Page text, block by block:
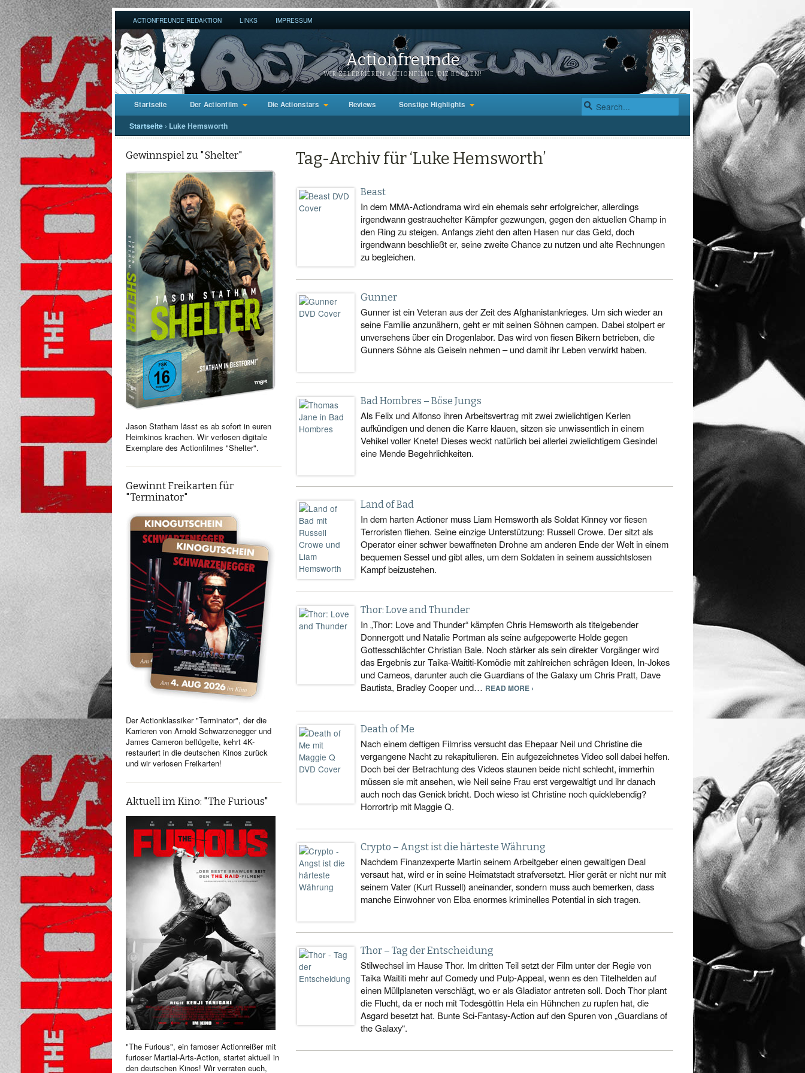
ACTIONFREUNDE REDAKTION LINKS IMPRESSUM
Actionfreunde
WIR ZELEBRIEREN ACTIONFILME, DIE ROCKEN!
Startseite Der Actionfilm Die Actionstars Reviews Sonstige Highlights
Startseite › Luke Hemsworth
Gewinnspiel zu "Shelter"
Jason Statham lässt es ab sofort in euren
Heimkinos krachen. Wir verlosen digitale
Exemplare des Actionfilmes "Shelter".
Gewinnt Freikarten für
"Terminator"
Der Actionklassiker "Terminator", der die
Karrieren von Arnold Schwarzenegger und
James Cameron beflügelte, kehrt 4K-
restauriert in die deutschen Kinos zurück
und wir verlosen Freikarten!
Aktuell im Kino: "The Furious"
"The Furious", ein famoser Actionreißer mit
furioser Martial-Arts-Action, startet aktuell in
den deutschen Kinos! Wir verraten euch,
Tag-Archiv für ‘Luke Hemsworth’
Beast
In dem MMA-Actiondrama wird ein ehemals sehr erfolgreicher, allerdings
irgendwann gestrauchelter Kämpfer gezwungen, gegen den aktuellen Champ in
den Ring zu steigen. Anfangs zieht den alten Hasen nur das Geld, doch
irgendwann beschließt er, seine zweite Chance zu nutzen und alte Rechnungen
zu begleichen.
Gunner
Gunner ist ein Veteran aus der Zeit des Afghanistankrieges. Um sich wieder an
seine Familie anzunähern, geht er mit seinen Söhnen campen. Dabei stolpert er
unversehens über ein Drogenlabor. Das wird von fiesen Bikern betrieben, die
Gunners Söhne als Geiseln nehmen – und damit ihr Leben verwirkt haben.
Bad Hombres – Böse Jungs
Als Felix und Alfonso ihren Arbeitsvertrag mit zwei zwielichtigen Kerlen
aufkündigen und denen die Karre klauen, sitzen sie unwissentlich in einem
Vehikel voller Knete! Dieses weckt natürlich bei allerlei zwielichtigem Gesindel
eine Mende Begehrlichkeiten.
Land of Bad
In dem harten Actioner muss Liam Hemsworth als Soldat Kinney vor fiesen
Terroristen fliehen. Seine einzige Unterstützung: Russell Crowe. Der sitzt als
Operator einer schwer bewaffneten Drohne am anderen Ende der Welt in einem
bequemen Sessel und gibt alles, um dem Soldaten in seinem aussichtslosen
Kampf beizustehen.
Thor: Love and Thunder
In „Thor: Love and Thunder“ kämpfen Chris Hemsworth als titelgebender
Donnergott und Natalie Portman als seine aufgepowerte Holde gegen
Gottesschlächter Christian Bale. Noch stärker als sein direkter Vorgänger wird
das Ergebnis zur Taika-Waititi-Komödie mit zahlreichen schrägen Ideen, In-Jokes
und Cameos, darunter auch die Guardians of the Galaxy um Chris Pratt, Dave
Bautista, Bradley Cooper und… READ MORE ›
Death of Me
Nach einem deftigen Filmriss versucht das Ehepaar Neil und Christine die
vergangene Nacht zu rekapitulieren. Ein aufgezeichnetes Video soll dabei helfen.
Doch bei der Betrachtung des Videos staunen beide nicht schlecht, immerhin
müssen sie mit ansehen, wie Neil seine Frau erst vergewaltigt und ihr danach
auch noch das Genick bricht. Doch wieso ist Christine noch quicklebendig?
Horrortrip mit Maggie Q.
Crypto – Angst ist die härteste Währung
Nachdem Finanzexperte Martin seinem Arbeitgeber einen gewaltigen Deal
versaut hat, wird er in seine Heimatstadt strafversetzt. Hier gerät er nicht nur mit
seinem Vater (Kurt Russell) aneinander, sondern muss auch bemerken, dass
manche Einwohner von Elba enormes kriminelles Potential in sich tragen.
Thor – Tag der Entscheidung
Stilwechsel im Hause Thor. Im dritten Teil setzt der Film unter der Regie von
Taika Waititi mehr auf Comedy und Pulp-Appeal, wenn es den Titelhelden auf
einen Müllplaneten verschlägt, wo er als Gladiator antreten soll. Doch Thor plant
die Flucht, da er noch mit Todesgöttin Hela ein Hühnchen zu rupfen hat, die
Asgard besetzt hat. Bunte Sci-Fantasy-Action auf den Spuren von „Guardians of
the Galaxy“.